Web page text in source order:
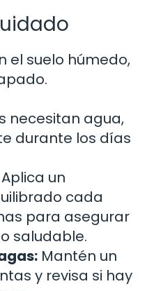
el suelo húmedo,
necesitan agua,
durante los días
Aplica un
cada
para asegurar
saludable.
Mantén un
y revisa si hay